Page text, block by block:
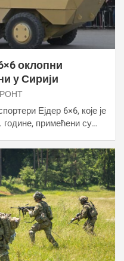
оклопни
у Сирији
Ејдер 6×6, које је
године, примећени су…